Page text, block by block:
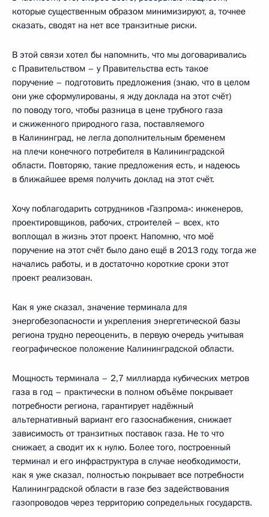
которые существенным образом минимизируют, а, точнее
сказать, сводят на нет все транзитные риски.
В этой связи хотел бы напомнить, что мы договаривались
с Правительством – у Правительства есть такое
поручение – подготовить предложения (знаю, что в целом
они уже сформулированы, я жду доклада на этот счёт)
по поводу того, чтобы разница в цене трубного газа
и сжиженного природного газа, поставляемого
в Калининград, не легла дополнительным бременем
на плечи конечного потребителя в Калининградской
области. Повторяю, такие предложения есть, и надеюсь
в ближайшее время получить доклад на этот счёт.
Хочу поблагодарить сотрудников «Газпрома»: инженеров,
проектировщиков, рабочих, строителей – всех, кто
воплощал в жизнь этот проект. Напомню, что моё
поручение на этот счёт было дано ещё в 2013 году, тогда же
начались работы, и в достаточно короткие сроки этот
проект реализован.
Как я уже сказал, значение терминала для
энергобезопасности и укрепления энергетической базы
региона трудно переоценить, в первую очередь учитывая
географическое положение Калининградской области.
Мощность терминала – 2,7 миллиарда кубических метров
газа в год – практически в полном объёме покрывает
потребности региона, гарантирует надёжный
альтернативный вариант его газоснабжения, снижает
зависимость от транзитных поставок газа. Не то что
снижает, а сводит их к нулю. Более того, построенный
терминал и его инфраструктура в случае необходимости,
как я уже сказал, полностью покрывает все потребности
Калининградской области в газе без задействования
газопроводов через территорию сопредельных государств.